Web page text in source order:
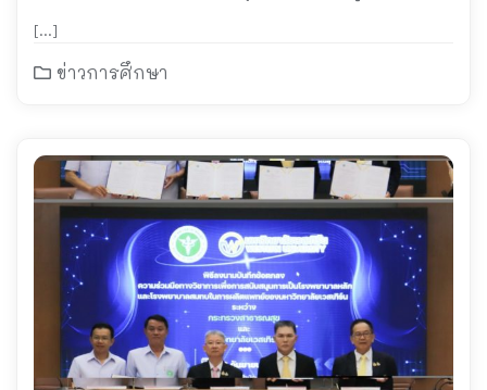
[…]
ข่าวการศึกษา